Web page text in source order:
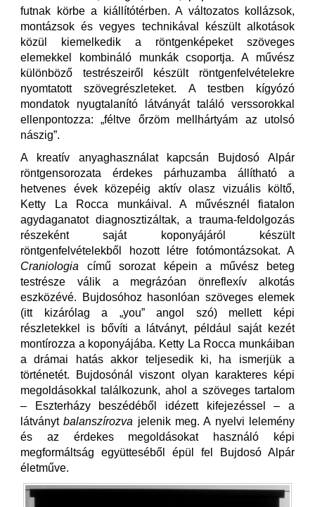
futnak körbe a kiállítótérben. A változatos kollázsok,
montázsok és vegyes technikával készült alkotások
közül kiemelkedik a röntgenképeket szöveges
elemekkel kombináló munkák csoportja. A művész
különböző testrészeiről készült röntgenfelvételekre
nyomtatott szövegrészleteket. A testben kígyózó
mondatok nyugtalanító látványát találó verssorokkal
ellenpontozza: „féltve őrzöm mellhártyám az utolsó
nászig”.
A kreatív anyaghasználat kapcsán Bujdosó Alpár
röntgensorozata érdekes párhuzamba állítható a
hetvenes évek közepéig aktív olasz vizuális költő,
Ketty La Rocca munkáival. A művésznél fiatalon
agydaganatot diagnosztizáltak, a trauma-feldolgozás
részeként saját koponyájáról készült
röntgenfelvételekből hozott létre fotómontázsokat. A
Craniologia című sorozat képein a művész beteg
testrésze válik a megrázóan önreflexív alkotás
eszközévé. Bujdosóhoz hasonlóan szöveges elemek
(itt kizárólag a „you” angol szó) mellett képi
részletekkel is bővíti a látványt, például saját kezét
montírozza a koponyájába. Ketty La Rocca munkáiban
a drámai hatás akkor teljesedik ki, ha ismerjük a
történetét. Bujdosónál viszont olyan karakteres képi
megoldásokkal találkozunk, ahol a szöveges tartalom
– Eszterházy beszédéből idézett kifejezéssel – a
látványtbalanszírozva jelenik meg. A nyelvi lelemény
és az érdekes megoldásokat használó képi
megformáltság együtteséből épül fel Bujdosó Alpár
életműve.